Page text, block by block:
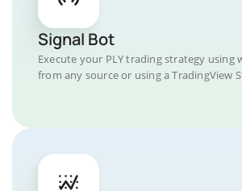
Signal Bot
Execute your PLY trading strategy using
from any source or using a TradingView